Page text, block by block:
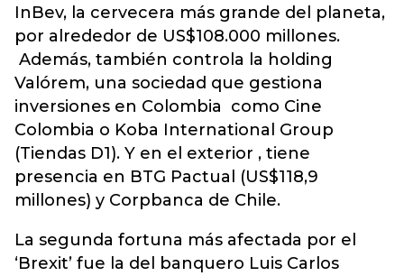
InBev, la cervecera más grande del planeta,
por alrededor de US$108.000 millones.
Además, también controla la holding
Valórem, una sociedad que gestiona
inversiones en Colombia como Cine
Colombia o Koba International Group
(Tiendas D1). Y en el exterior , tiene
presencia en BTG Pactual (US$118,9
millones) y Corpbanca de Chile.
La segunda fortuna más afectada por el
‘Brexit’ fue la del banquero Luis Carlos